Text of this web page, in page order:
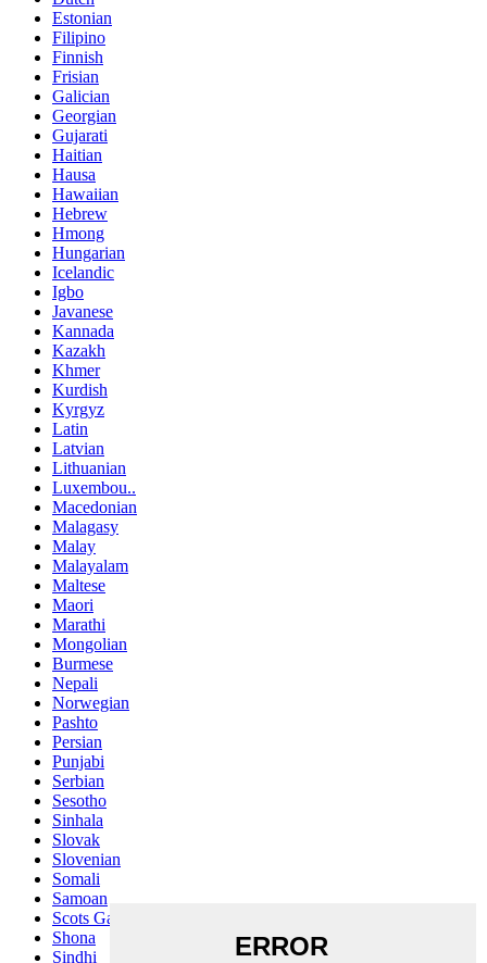
Estonian
Filipino
Finnish
Frisian
Galician
Georgian
Gujarati
Haitian
Hausa
Hawaiian
Hebrew
Hmong
Hungarian
Icelandic
Igbo
Javanese
Kannada
Kazakh
Khmer
Kurdish
Kyrgyz
Latin
Latvian
Lithuanian
Luxembou..
Macedonian
Malagasy
Malay
Malayalam
Maltese
Maori
Marathi
Mongolian
Burmese
Nepali
Norwegian
Pashto
Persian
Punjabi
Serbian
Sesotho
Sinhala
Slovak
Slovenian
Somali
Samoan
Scots Gaelic
Shona
Sindhi